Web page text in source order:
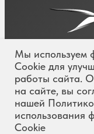
Мы используем
Cookie для
работы сайта.
на сайте, вы
нашей
использования
Сookie
© Insoft
Политика
Согласие